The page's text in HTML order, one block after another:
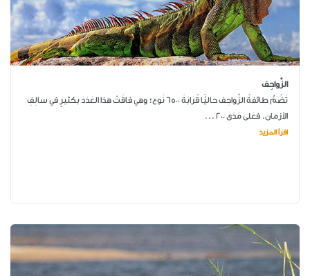
الزَّواحِف
تَضُمُّ طائفةُ الزَّواحِف حاليًّا قُرابَةَ 6500 نَوع؛ وهي فاقَتْ هذا العَدَدَ بكثيرٍ في سالِفِ
الأزمان. فعَلى مَدَى 200 ...
اقرأ المزيد